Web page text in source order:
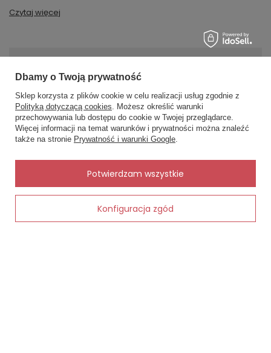
Dodaj do koszyka
Czytaj więcej
MOJE ZAMÓWIENIE
Status zamówienia
Śledzenie przesyłki
Chcę zareklamować produkt
Kontakt
MOJE KONTO
×
✨ Asystent zakupowy
Napisz czego szukasz — pokażę
gotowe propozycje.
Dbamy o Twoją prywatność
Sklep korzysta z plików cookie w celu realizacji usług zgodnie z
Polityką dotyczącą cookies. Możesz określić warunki
przechowywania lub dostępu do cookie w Twojej przeglądarce.
Więcej informacji na temat warunków i prywatności można znaleźć
także na stronie Prywatność i warunki Google.
Konfiguracja zgód
Potwierdzam wszystkie